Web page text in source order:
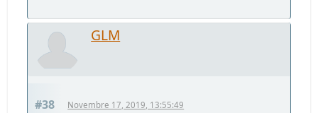
GLM
#38 Novembre 17, 2019, 13:55:49